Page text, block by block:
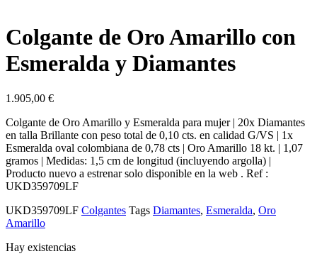
Colgante de Oro Amarillo con
Esmeralda y Diamantes
1.905,00 €
Colgante de Oro Amarillo y Esmeralda para mujer | 20x Diamantes
en talla Brillante con peso total de 0,10 cts. en calidad G/VS | 1x
Esmeralda oval colombiana de 0,78 cts | Oro Amarillo 18 kt. | 1,07
gramos | Medidas: 1,5 cm de longitud (incluyendo argolla) |
Producto nuevo a estrenar solo disponible en la web . Ref :
UKD359709LF
UKD359709LF Colgantes Tags Diamantes, Esmeralda, Oro
Amarillo
Hay existencias